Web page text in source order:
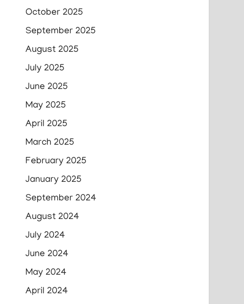
October 2025
September 2025
August 2025
July 2025
June 2025
May 2025
April 2025
March 2025
February 2025
January 2025
September 2024
August 2024
July 2024
June 2024
May 2024
April 2024